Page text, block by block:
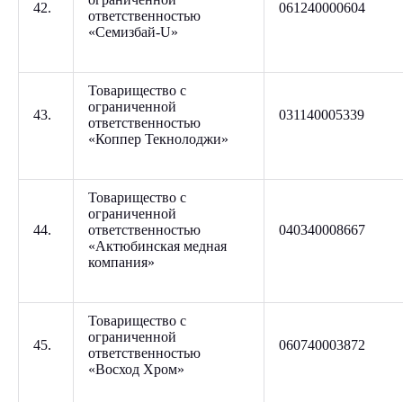
42.
ответственностью
«Семизбай-U»
061240000604
43.
Товарищество с
ограниченной
ответственностью
«Коппер Текнолоджи»
031140005339
44.
Товарищество с
ограниченной
ответственностью
«Актюбинская медная
компания»
040340008667
45.
Товарищество с
ограниченной
ответственностью
«Восход Хром»
060740003872